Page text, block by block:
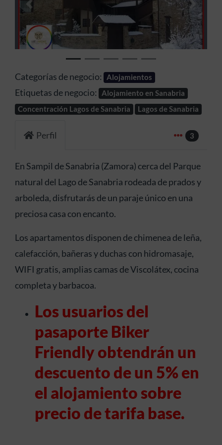
Anterior
Categorías de negocio: Alojamientos
Etiquetas de negocio:
Alojamiento en Sanabria
Concentración Lagos de Sanabria
Lagos de Sanabria
Perfil 3
En Sampil de Sanabria (Zamora) cerca del Parque
natural del Lago de Sanabria rodeada de prados y
arboleda, disfrutarás de un paraje único en una
preciosa casa con encanto.
Los apartamentos disponen de chimenea de leña,
calefacción, bañeras y duchas con hidromasaje,
WIFI gratis, amplias camas de Viscolátex, cocina
completa y barbacoa.
Los usuarios del
pasaporte Biker
Friendly obtendrán un
descuento de un 5% en
el alojamiento sobre
precio de tarifa base.